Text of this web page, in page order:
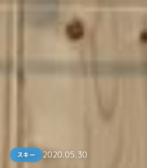
スキー 2020.05.30